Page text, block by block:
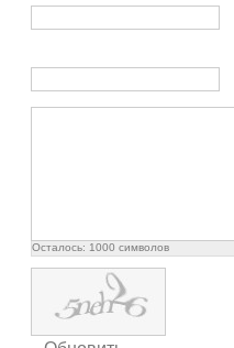
Осталось: 1000 символов